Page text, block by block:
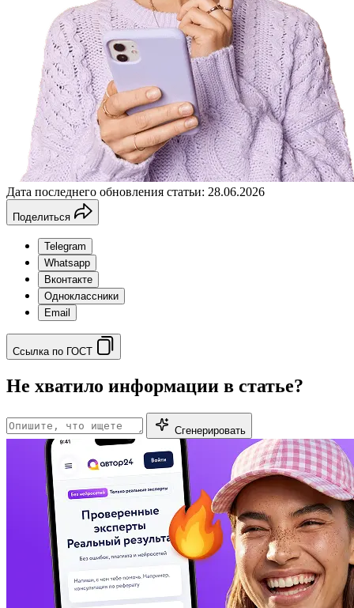
Дата последнего обновления статьи: 28.06.2026
Поделиться
Telegram
Whatsapp
Вконтакте
Одноклассники
Email
Ссылка по ГОСТ
Не хватило информации в статье?
Сгенерировать